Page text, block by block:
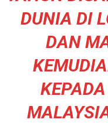
DUNIA DI
DAN